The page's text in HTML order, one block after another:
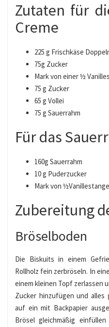
Zutaten für
Creme
225 g Frischkäse
75g Zucker
Mark von einer ½
75 g Zucker
65 g Vollei
75 g Sauerrahm
Für das
160g Sauerrahm
10 g Puderzucker
Mark von ½Vanillestange
Zubereitung
Bröselboden
Die Biskuits in einem
Rollholz fein zerbröseln. In
einem kleinen Topf zerlassen
Zucker hinzufügen und alles
auf ein mit Backpapier
Brösel gleichmäßig